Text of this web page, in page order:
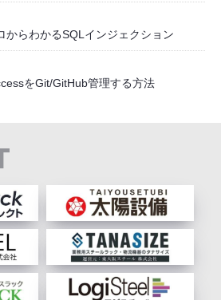
からわかるSQLインジェクション
をGit/GitHub管理する方法